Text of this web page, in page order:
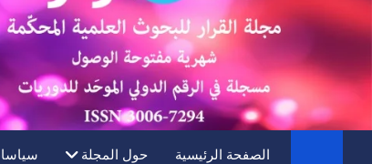
الصفحة الرئيسية حول المجلة